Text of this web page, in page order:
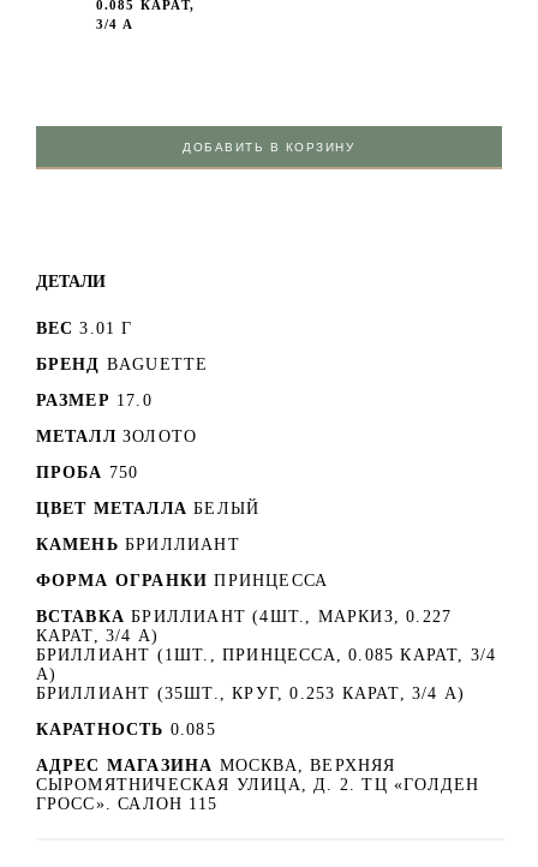
0.085 КАРАТ,
3/4 А
ДОБАВИТЬ В КОРЗИНУ
ДЕТАЛИ
ВЕС 3.01 Г
БРЕНД BAGUETTE
РАЗМЕР 17.0
МЕТАЛЛ ЗОЛОТО
ПРОБА 750
ЦВЕТ МЕТАЛЛА БЕЛЫЙ
КАМЕНЬ БРИЛЛИАНТ
ФОРМА ОГРАНКИ ПРИНЦЕССА
ВСТАВКА БРИЛЛИАНТ (4ШТ., МАРКИЗ, 0.227
КАРАТ, 3/4 А)
БРИЛЛИАНТ (1ШТ., ПРИНЦЕССА, 0.085 КАРАТ, 3/4
А)
БРИЛЛИАНТ (35ШТ., КРУГ, 0.253 КАРАТ, 3/4 А)
КАРАТНОСТЬ 0.085
АДРЕС МАГАЗИНА МОСКВА, ВЕРХНЯЯ
СЫРОМЯТНИЧЕСКАЯ УЛИЦА, Д. 2. ТЦ «ГОЛДЕН
ГРОСС». САЛОН 115